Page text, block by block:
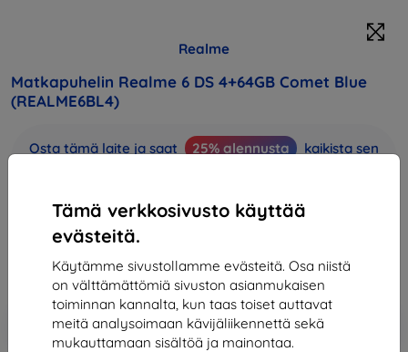
Tämä verkkosivusto käyttää
evästeitä.
Käytämme sivustollamme evästeitä. Osa niistä
on välttämättömiä sivuston asianmukaisen
toiminnan kannalta, kun taas toiset auttavat
meitä analysoimaan kävijäliikennettä sekä
mukauttamaan sisältöä ja mainontaa.
Realme
Matkapuhelin Realme 6 DS 4+64GB Comet Blue
(REALME6BL4)
Osta tämä laite ja saat 25% alennusta
kaikista sen
273,90 €
246,51 €
Hinta ilman ALV:tä198,80 €
-10%
Alennus kupongilla
EXTRA10
Lisää
ostoskoriin